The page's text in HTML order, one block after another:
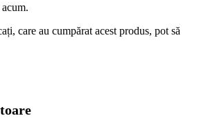
care au cumpărat acest produs, pot să